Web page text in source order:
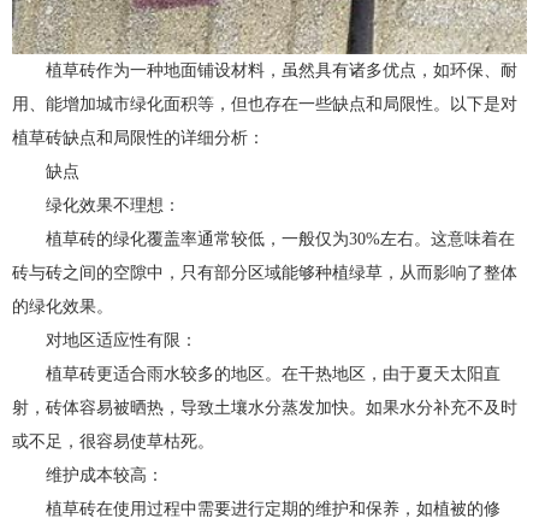
植草砖作为一种地面铺设材料，虽然具有诸多优点，如环保、耐
用、能增加城市绿化面积等，但也存在一些缺点和局限性。以下是对
植草砖缺点和局限性的详细分析：
缺点
绿化效果不理想：
植草砖的绿化覆盖率通常较低，一般仅为30%左右。这意味着在
砖与砖之间的空隙中，只有部分区域能够种植绿草，从而影响了整体
的绿化效果。
对地区适应性有限：
植草砖更适合雨水较多的地区。在干热地区，由于夏天太阳直
射，砖体容易被晒热，导致土壤水分蒸发加快。如果水分补充不及时
或不足，很容易使草枯死。
维护成本较高：
植草砖在使用过程中需要进行定期的维护和保养，如植被的修